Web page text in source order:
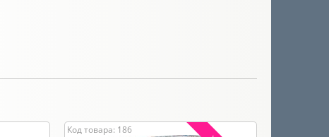
Код товара: 186